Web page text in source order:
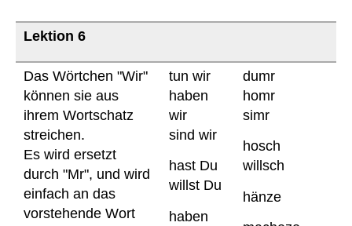
Lektion 6
Das Wörtchen "Wir"
können sie aus
ihrem Wortschatz
streichen.
Es wird ersetzt
durch "Mr", und wird
einfach an das
vorstehende Wort
tun wir
haben
wir
sind wir
hast Du
willst Du
haben
dumr
homr
simr
hosch
willsch
hänze